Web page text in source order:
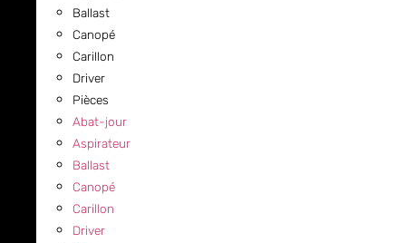
Ballast
Canopé
Carillon
Driver
Pièces
Abat-jour
Aspirateur
Ballast
Canopé
Carillon
Driver